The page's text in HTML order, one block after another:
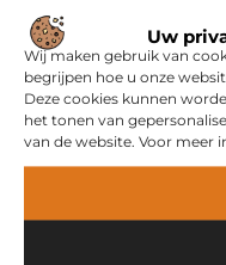
Uw
Wij maken gebruik van
begrijpen hoe u onze
Deze cookies kunnen
het tonen van
van de website. Voor meer